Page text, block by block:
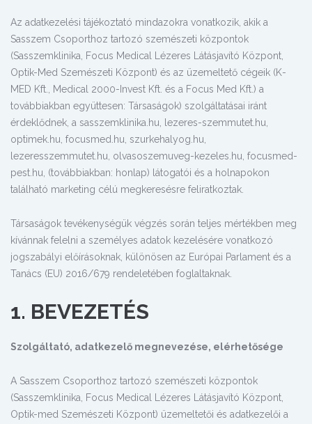
Az adatkezelési tájékoztató mindazokra vonatkozik, akik a
Sasszem Csoporthoz tartozó szemészeti központok
(Sasszemklinika, Focus Medical Lézeres Látásjavító Központ,
Optik-Med Szemészeti Központ) és az üzemeltető cégeik (K-
MED Kft., Medical 2000-Invest Kft. és a Focus Med Kft.) a
továbbiakban együttesen: Társaságok) szolgáltatásai iránt
érdeklődnek, a sasszemklinika.hu, lezeres-szemmutet.hu,
optimek.hu, focusmed.hu, szurkehalyog.hu,
lezeresszemmutet.hu, olvasoszemuveg-kezeles.hu, focusmed-
pest.hu, (továbbiakban: honlap) látogatói és a holnapokon
található marketing célú megkeresésre feliratkoztak.
Társaságok tevékenységük végzés során teljes mértékben meg
kívánnak felelni a személyes adatok kezelésére vonatkozó
jogszabályi előírásoknak, különösen az Európai Parlament és a
Tanács (EU) 2016/679 rendeletében foglaltaknak.
1. BEVEZETÉS
Szolgáltató, adatkezelő megnevezése, elérhetősége
A Sasszem Csoporthoz tartozó szemészeti központok
(Sasszemklinika, Focus Medical Lézeres Látásjavító Központ,
Optik-med Szemészeti Központ) üzemeltetői és adatkezelői a